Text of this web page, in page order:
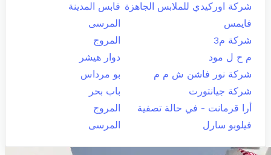
شركة اوركيدي للملابس الجاهزة قابس المدينة
فايمس
المرسى
شركة م3
المروج
م ح ل مود
دوار هيشر
شركة نور فاشن ش م م
بو مرداس
شركة جيانتورت
باب بحر
أرا قرمانت - في حالة تصفية
المروج
فيلوبو سارل
المرسى